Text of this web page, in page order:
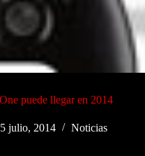
puede llegar en 2014
julio, 2014 Noticias